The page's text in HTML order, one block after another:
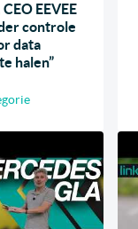
EEVEE
controle
data
halen”